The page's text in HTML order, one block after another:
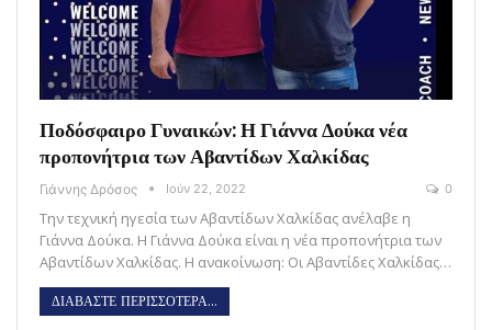
Ποδόσφαιρο Γυναικών: Η Γιάννα Δούκα νέα
προπονήτρια των Αβαντίδων Χαλκίδας
Γιάννης Δρόσος Ιούν 22, 2022 0
Την τεχνική ηγεσία των Αβαντίδων Χαλκίδας ανέλαβε η
Γιάννα Δούκα. Η Γιάννα Δούκα είναι η νέα προπονήτρια των
Αβαντίδων Χαλκίδας. Η ανακοίνωση: Οι Αβαντίδες Χαλκίδας…
ΔΙΑΒΑΣΤΕ ΠΕΡΙΣΣΟΤΕΡΑ...